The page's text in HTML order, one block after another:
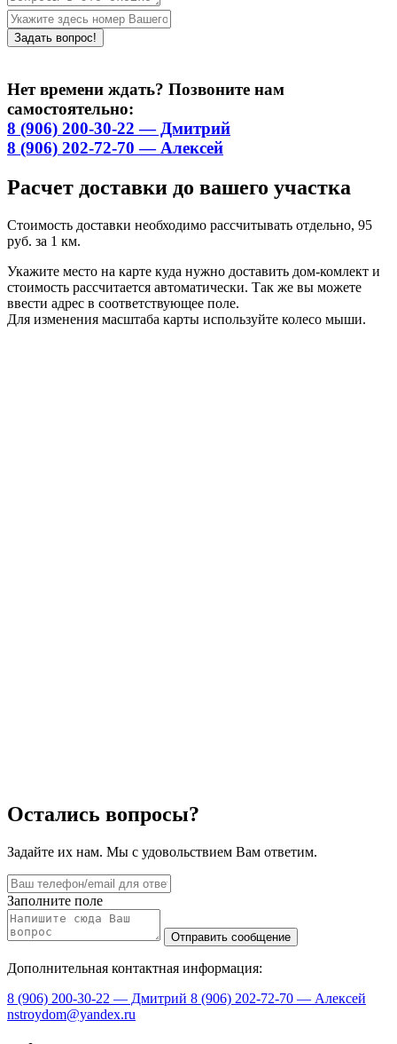
Нет времени ждать? Позвоните нам
самостоятельно:
8 (906) 200-30-22 — Дмитрий
8 (906) 202-72-70 — Алексей
Расчет доставки до вашего участка
Стоимость доставки необходимо рассчитывать отдельно, 95
руб. за 1 км.
Укажите место на карте куда нужно доставить дом-комлект и
стоимость рассчитается автоматически. Так же вы можете
ввести адрес в соответствующее поле.
Для изменения масштаба карты используйте колесо мыши.
Остались вопросы?
Задайте их нам. Мы с удовольствием Вам ответим.
Заполните поле
Дополнительная контактная информация:
8 (906) 200-30-22 — Дмитрий 8 (906) 202-72-70 — Алексей
nstroydom@yandex.ru